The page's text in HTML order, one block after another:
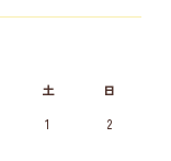
土
日
1
2